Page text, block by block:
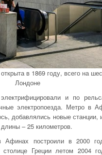
в 1869 году, всего на
Лондоне
и по
электропоезда. Метро в
добавлялись новые станции,
– 25 километров.
построили в 2000
Греции летом 2004